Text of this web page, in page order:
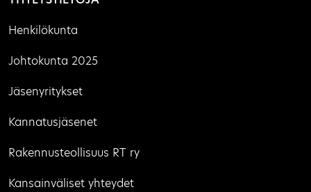
Henkilökunta
Johtokunta 2025
Jäsenyritykset
Kannatusjäsenet
Rakennusteollisuus RT ry
Kansainväliset yhteydet